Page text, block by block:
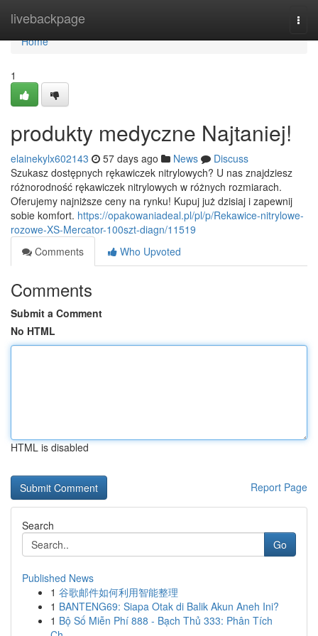
livebackpage
Home
Home
1
produkty medyczne Najtaniej!
elainekylx602143 57 days ago News
Discuss
Szukasz dostępnych rękawiczek nitrylowych? U nas znajdziesz
różnorodność rękawiczek nitrylowych w różnych rozmiarach.
Oferujemy najniższe ceny na rynku! Kupuj już dzisiaj i zapewnij
sobie komfort. https://opakowaniadeal.pl/pl/p/Rekawice-nitrylowe-
rozowe-XS-Mercator-100szt-diagn/11519
Comments
Who Upvoted
Comments
Submit a Comment
No HTML
HTML is disabled
Report Page
Search
Go
Published News
1 谷歌邮件如何利用智能整理
1 BANTENG69: Siapa Otak di Balik Akun Aneh Ini?
1 Bộ Số Miễn Phí 888 - Bạch Thủ 333: Phân Tích